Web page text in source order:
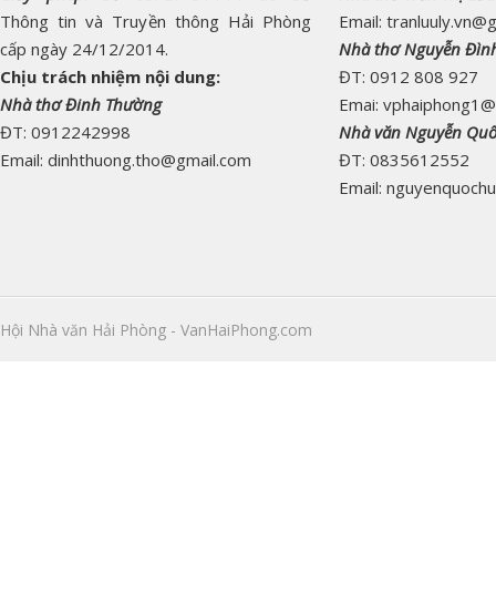
Thông tin và Truyền thông Hải Phòng
cấp ngày 24/12/2014.
Chịu trách nhiệm nội dung:
Nhà thơ Đinh Thường
ĐT: 0912242998
Email: dinhthuong.tho@gmail.com
Email:
Nhà thơ Nguyễn
ĐT: 0912 808 927
Emai:
Nhà văn Nguyễn
ĐT: 0835612552
Email:
Hội Nhà văn Hải Phòng - VanHaiPhong.com